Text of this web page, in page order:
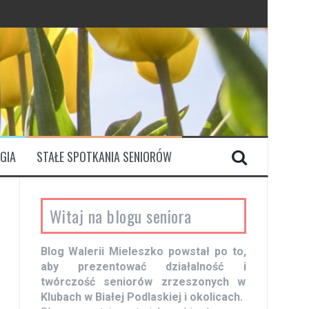
STAŁE SPOTKANIA SENIORÓW
Witaj na blogu seniora
Blog Walerii Mieleszko powstał po to,
aby prezentować działalność i
twórczość seniorów zrzeszonych w
Klubach w Białej Podlaskiej i okolicach.